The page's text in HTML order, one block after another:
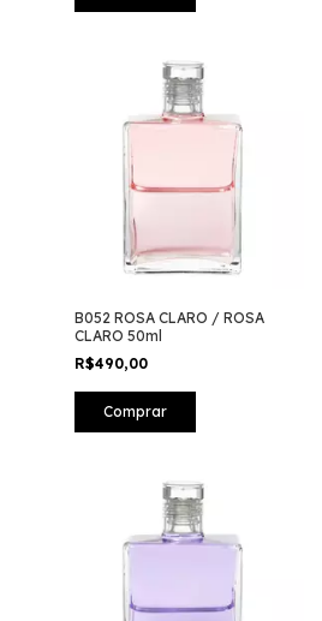
B052 ROSA CLARO / ROSA
CLARO 50ml
R$490,00